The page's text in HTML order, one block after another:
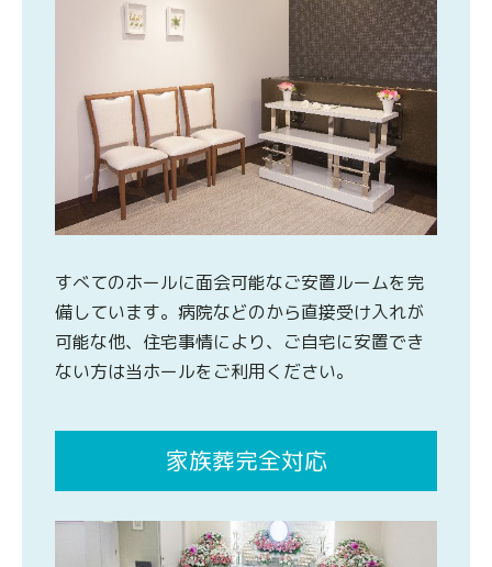
すべてのホールに面会可能なご安置ルームを完
備しています。病院などのから直接受け入れが
可能な他、住宅事情により、ご自宅に安置でき
ない方は当ホールをご利用ください。
家族葬完全対応